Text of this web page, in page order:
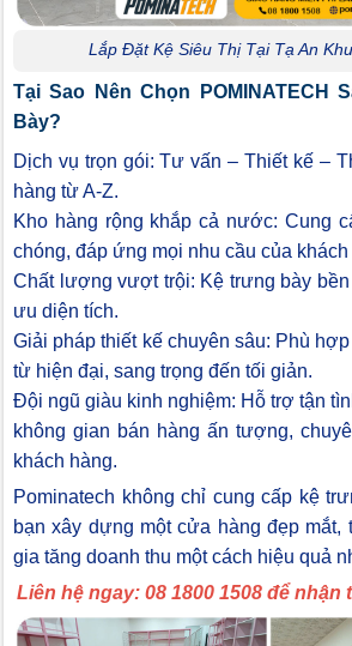
Lắp Đặt Kệ Siêu Thị Tại Tạ An
Tại Sao Nên Chọn POMINATECH
Bày?
Dịch vụ trọn gói: Tư vấn – Thiết kế –
hàng từ A-Z.
Kho hàng rộng khắp cả nước: Cung
chóng, đáp ứng mọi nhu cầu của khách
Chất lượng vượt trội: Kệ trưng bày
ưu diện tích.
Giải pháp thiết kế chuyên sâu: Phù
từ hiện đại, sang trọng đến tối giản.
Đội ngũ giàu kinh nghiệm: Hỗ trợ tận
không gian bán hàng ấn tượng,
khách hàng.
Pominatech không chỉ cung cấp kệ
bạn xây dựng một cửa hàng đẹp mắt,
gia tăng doanh thu một cách hiệu quả
Liên hệ ngay: 08 1800 1508 để nhận